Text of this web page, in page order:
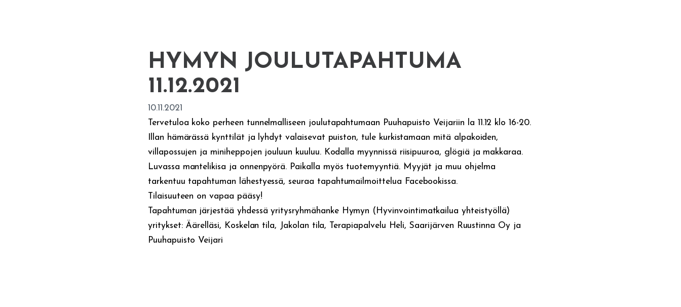
HYMYN JOULUTAPAHTUMA
11.12.2021
10.11.2021
Tervetuloa koko perheen tunnelmalliseen joulutapahtumaan Puuhapuisto Veijariin la 11.12 klo 16-20.
Illan hämärässä kynttilät ja lyhdyt valaisevat puiston, tule kurkistamaan mitä alpakoiden,
villapossujen ja miniheppojen jouluun kuuluu. Kodalla myynnissä riisipuuroa, glögiä ja makkaraa.
Luvassa mantelikisa ja onnenpyörä. Paikalla myös tuotemyyntiä. Myyjät ja muu ohjelma
tarkentuu tapahtuman lähestyessä, seuraa tapahtumailmoittelua Facebookissa.
Tilaisuuteen on vapaa pääsy!
Tapahtuman järjestää yhdessä yritysryhmähanke Hymyn (Hyvinvointimatkailua yhteistyöllä)
yritykset: Äärelläsi, Koskelan tila, Jakolan tila, Terapiapalvelu Heli, Saarijärven Ruustinna Oy ja
Puuhapuisto Veijari